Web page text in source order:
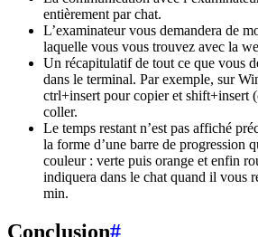
entièrement par chat.
L’examinateur vous demandera de
laquelle vous vous trouvez avec la
Un récapitulatif de tout ce que vous
dans le terminal. Par exemple, sur
ctrl+insert pour copier et shift+insert
coller.
Le temps restant n’est pas affiché
la forme d’une barre de progression
couleur : verte puis orange et enfin
indiquera dans le chat quand il vous
min.
Conclusion#